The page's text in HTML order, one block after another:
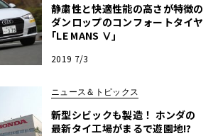
静粛性と快適性能の高さが特徴の
ダンロップのコンフォートタイヤ
｢LE MANS Ⅴ｣
2019 7/3
ニュース＆トピックス
新型シビックも製造！ ホンダの
最新タイ工場がまるで遊園地!?